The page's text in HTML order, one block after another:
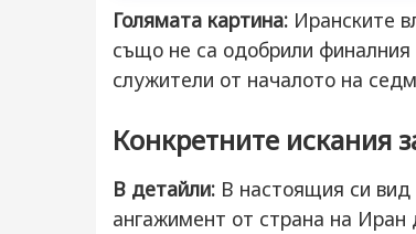
Голямата картина: Иранските
също не са одобрили финалния
служители от началото на
Конкретните искания
В детайли: В настоящия си
ангажимент от страна на Иран